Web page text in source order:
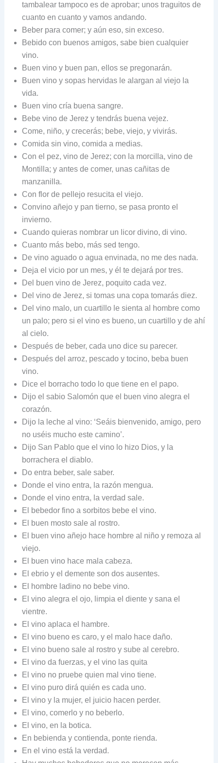
tambalear tampoco es de aprobar; unos traguitos de
cuanto en cuanto y vamos andando.
Beber para comer; y aún eso, sin exceso.
Bebido con buenos amigos, sabe bien cualquier
vino.
Buen vino y buen pan, ellos se pregonarán.
Buen vino y sopas hervidas le alargan al viejo la
vida.
Buen vino cría buena sangre.
Bebe vino de Jerez y tendrás buena vejez.
Come, niño, y crecerás; bebe, viejo, y vivirás.
Comida sin vino, comida a medias.
Con el pez, vino de Jerez; con la morcilla, vino de
Montilla; y antes de comer, unas cañitas de
manzanilla.
Con flor de pellejo resucita el viejo.
Convino añejo y pan tierno, se pasa pronto el
invierno.
Cuando quieras nombrar un licor divino, di vino.
Cuanto más bebo, más sed tengo.
De vino aguado o agua envinada, no me des nada.
Deja el vicio por un mes, y él te dejará por tres.
Del buen vino de Jerez, poquito cada vez.
Del vino de Jerez, si tomas una copa tomarás diez.
Del vino malo, un cuartillo le sienta al hombre como
un palo; pero si el vino es bueno, un cuartillo y de ahí
al cielo.
Después de beber, cada uno dice su parecer.
Después del arroz, pescado y tocino, beba buen
vino.
Dice el borracho todo lo que tiene en el papo.
Dijo el sabio Salomón que el buen vino alegra el
corazón.
Dijo la leche al vino: ‘Seáis bienvenido, amigo, pero
no uséis mucho este camino’.
Dijo San Pablo que el vino lo hizo Dios, y la
borrachera el diablo.
Do entra beber, sale saber.
Donde el vino entra, la razón mengua.
Donde el vino entra, la verdad sale.
El bebedor fino a sorbitos bebe el vino.
El buen mosto sale al rostro.
El buen vino añejo hace hombre al niño y remoza al
viejo.
El buen vino hace mala cabeza.
El ebrio y el demente son dos ausentes.
El hombre ladino no bebe vino.
El vino alegra el ojo, limpia el diente y sana el
vientre.
El vino aplaca el hambre.
El vino bueno es caro, y el malo hace daño.
El vino bueno sale al rostro y sube al cerebro.
El vino da fuerzas, y el vino las quita
El vino no pruebe quien mal vino tiene.
El vino puro dirá quién es cada uno.
El vino y la mujer, el juicio hacen perder.
El vino, comerlo y no beberlo.
El vino, en la botica.
En bebienda y contienda, ponte rienda.
En el vino está la verdad.